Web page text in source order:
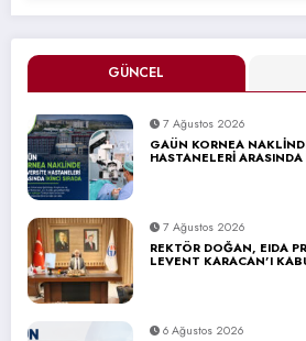
GÜNCEL
7 Ağustos 2026
GAÜN KORNEA
HASTANELERİ
7 Ağustos 2026
REKTÖR DOĞAN, EIDA
LEVENT KARACAN’I
6 Ağustos 2026